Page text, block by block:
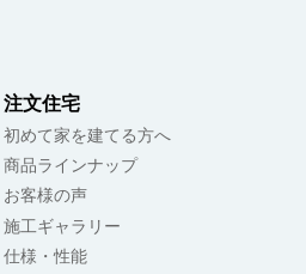
注文住宅
初めて家を建てる方へ
商品ラインナップ
お客様の声
施工ギャラリー
仕様・性能